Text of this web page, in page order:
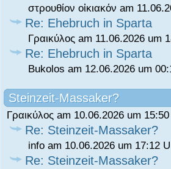
στρουθίον οἰκιακόν am
Re: Ehebruch in Sparta
Γραικύλος am 11.06.2026 um
Re: Ehebruch in Sparta
Bukolos am 12.06.2026 um
Steinzeit-Massaker?
Γραικύλος am 10.06.2026 um
Re: Steinzeit-Massaker?
info am 10.06.2026 um 17:12
Re: Steinzeit-Massaker?